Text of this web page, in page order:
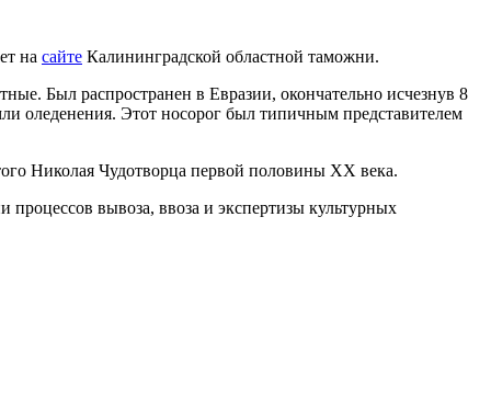
на сайте Калининградской областной таможни.
Был распространен в Евразии, окончательно исчезнув 8
оледенения. Этот носорог был типичным представителем
Николая Чудотворца первой половины XX века.
вывоза, ввоза и экспертизы культурных